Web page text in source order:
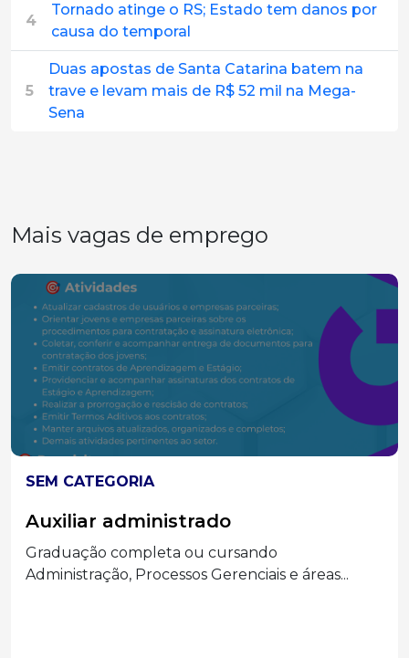
4
Tornado atinge o RS; Estado tem danos por
causa do temporal
5
Duas apostas de Santa Catarina batem na
trave e levam mais de R$ 52 mil na Mega-
Sena
Mais vagas de emprego
SEM CATEGORIA
Auxiliar administrado
Graduação completa ou cursando
Administração, Processos Gerenciais e áreas...